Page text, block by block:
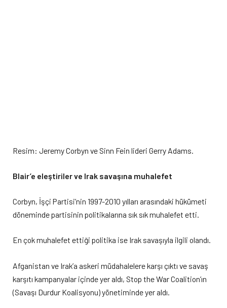
Resim: Jeremy Corbyn ve Sinn Fein lideri Gerry Adams.
Blair’e eleştiriler ve Irak savaşına muhalefet
Corbyn, İşçi Partisi’nin 1997-2010 yılları arasındaki hükümeti
döneminde partisinin politikalarına sık sık muhalefet etti.
En çok muhalefet ettiği politika ise Irak savaşıyla ilgili olandı.
Afganistan ve Irak’a askeri müdahalelere karşı çıktı ve savaş
karşıtı kampanyalar içinde yer aldı, Stop the War Coalition’ın
(Savaşı Durdur Koalisyonu) yönetiminde yer aldı.